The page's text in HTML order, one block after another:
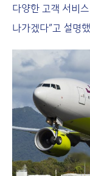
다양한 고객 서비
나가겠다”고 설명